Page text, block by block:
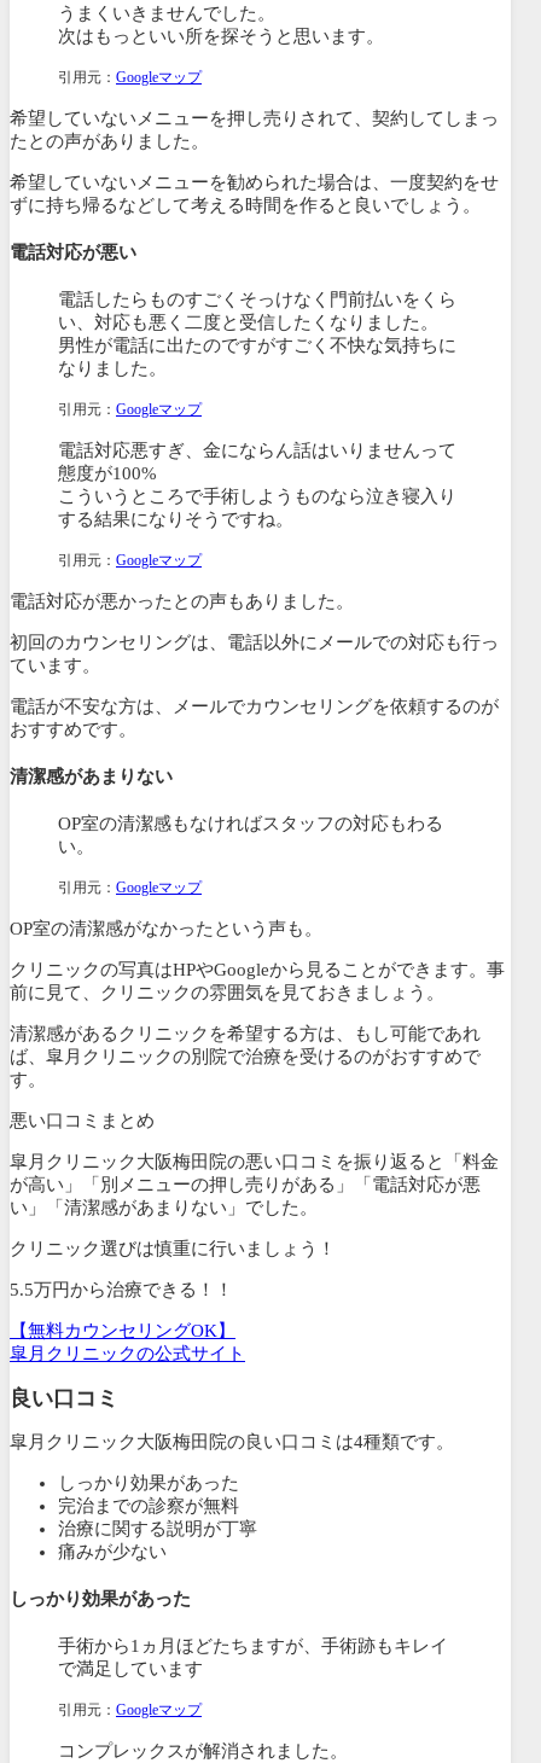
うまくいきませんでした。
次はもっといい所を探そうと思います。
引用元： Googleマップ
希望していないメニューを押し売りされて、契約してしまっ
たとの声がありました。
希望していないメニューを勧められた場合は、一度契約をせ
ずに持ち帰るなどして考える時間を作ると良いでしょう。
電話対応が悪い
電話したらものすごくそっけなく門前払いをくら
い、対応も悪く二度と受信したくなりました。
男性が電話に出たのですがすごく不快な気持ちに
なりました。
引用元： Googleマップ
電話対応悪すぎ、金にならん話はいりませんって
態度が100%
こういうところで手術しようものなら泣き寝入り
する結果になりそうですね。
引用元： Googleマップ
電話対応が悪かったとの声もありました。
初回のカウンセリングは、電話以外にメールでの対応も行っ
ています。
電話が不安な方は、メールでカウンセリングを依頼するのが
おすすめです。
清潔感があまりない
OP室の清潔感もなければスタッフの対応もわる
い。
引用元： Googleマップ
OP室の清潔感がなかったという声も。
クリニックの写真はHPやGoogleから見ることができます。事
前に見て、クリニックの雰囲気を見ておきましょう。
清潔感があるクリニックを希望する方は、もし可能であれ
ば、皐月クリニックの別院で治療を受けるのがおすすめで
す。
悪い口コミまとめ
皐月クリニック大阪梅田院の悪い口コミを振り返ると「料金
が高い」「別メニューの押し売りがある」「電話対応が悪
い」「清潔感があまりない」でした。
クリニック選びは慎重に行いましょう！
5.5万円から治療できる！！
【無料カウンセリングOK】
皐月クリニックの公式サイト
良い口コミ
皐月クリニック大阪梅田院の良い口コミは4種類です。
しっかり効果があった
完治までの診察が無料
治療に関する説明が丁寧
痛みが少ない
しっかり効果があった
手術から1ヵ月ほどたちますが、手術跡もキレイ
で満足しています
引用元： Googleマップ
コンプレックスが解消されました。